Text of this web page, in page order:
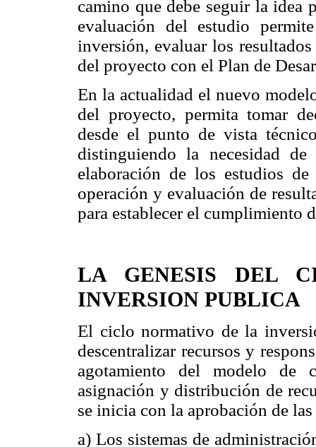
camino que debe seguir la idea
evaluación del estudio
inversión, evaluar los
del proyecto con el Plan de
En la actualidad el nuevo
del proyecto, permita tomar
desde el punto de vista
distinguiendo la necesidad
elaboración de los estudios
operación y evaluación de
para establecer el cumplimiento
LA GENESIS DEL
INVERSION PUBLICA
El ciclo normativo de la
descentralizar recursos y
agotamiento del modelo de
asignación y distribución de
se inicia con la aprobación de
a) Los sistemas de